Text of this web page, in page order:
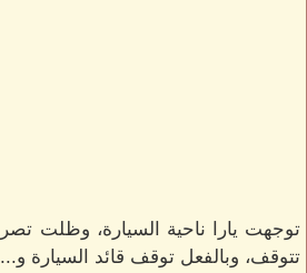
توجهت يارا ناحية السيارة، وظلت
تتوقف، وبالفعل توقف قائد السيارة و...